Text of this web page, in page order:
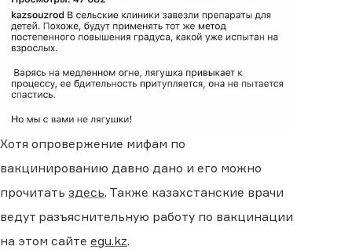
Хотя опровержение мифам по
вакцинированию давно дано и его можно
прочитать здесь. Также казахстанские врачи
ведут разъяснительную работу по вакцинации
на этом сайте egu.kz.